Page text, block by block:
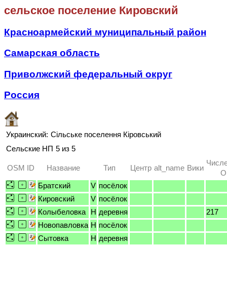
сельское поселение Кировский
Красноармейский муниципальный район
Самарская область
Приволжский федеральный округ
Россия
Украинский: Сільське поселення Кіровський
Сельские НП 5 из 5
OSM ID Название Тип Центр alt_name Вики
Братский
V посёлок
Кировский
V посёлок
Колыбеловка
H деревня
217
Новопавловка H посёлок
Сытовка
H деревня